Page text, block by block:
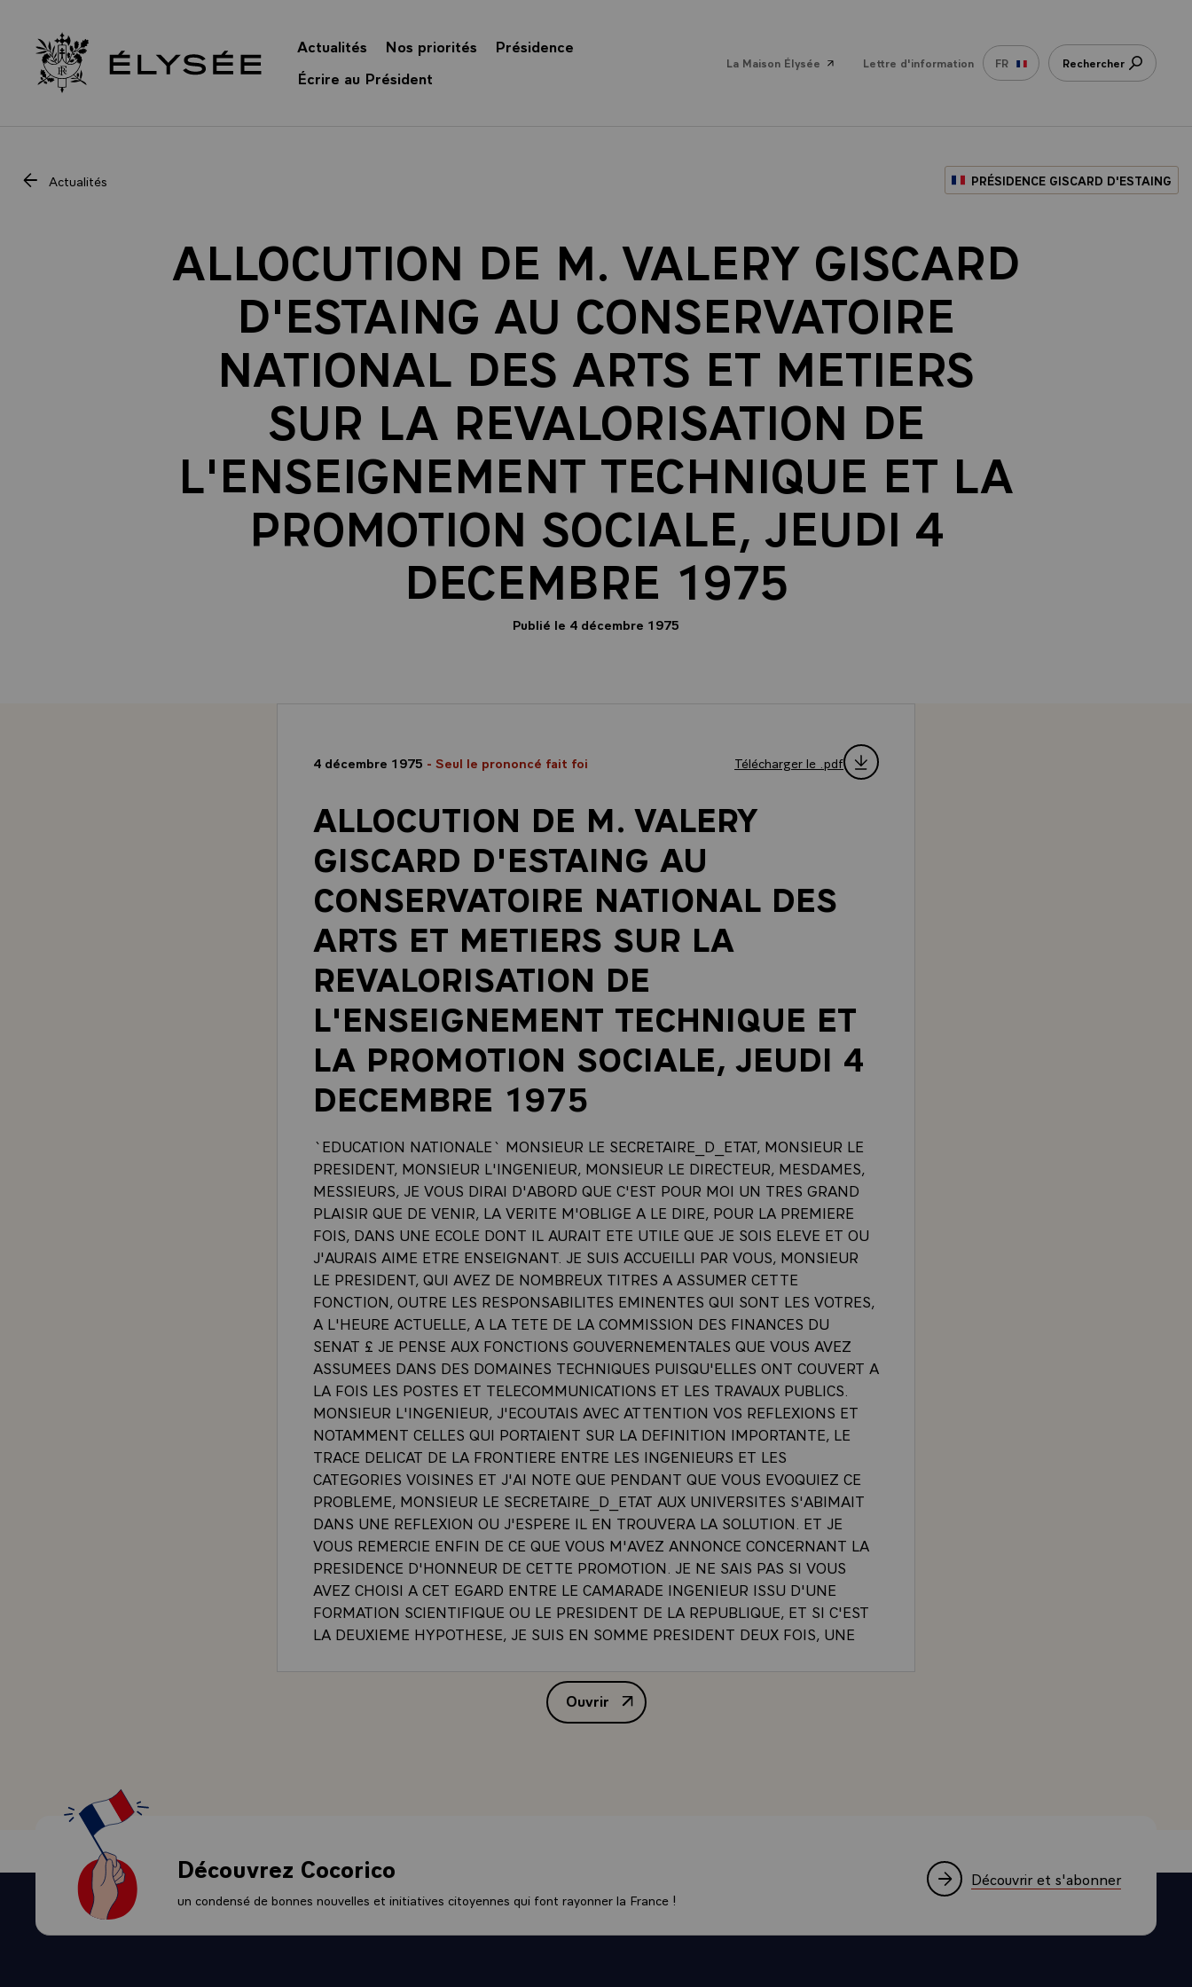
Retour à l’accueil Élysée
Actualités Nos priorités
Présidence
Écrire au Président
La Maison Élysée Lettre d'information FR Rechercher
Actualités PRÉSIDENCE GISCARD D'ESTAING
ALLOCUTION DE M. VALERY GISCARD
D'ESTAING AU CONSERVATOIRE
NATIONAL DES ARTS ET METIERS
SUR LA REVALORISATION DE
L'ENSEIGNEMENT TECHNIQUE ET LA
PROMOTION SOCIALE, JEUDI 4
DECEMBRE 1975
Publié le 4 décembre 1975
4 décembre 1975 - Seul le prononcé fait foi Télécharger le .pdf
ALLOCUTION DE M. VALERY
GISCARD D'ESTAING AU
CONSERVATOIRE NATIONAL DES
ARTS ET METIERS SUR LA
REVALORISATION DE
L'ENSEIGNEMENT TECHNIQUE ET
LA PROMOTION SOCIALE, JEUDI 4
DECEMBRE 1975
`EDUCATION NATIONALE` MONSIEUR LE SECRETAIRE_D_ETAT, MONSIEUR LE
PRESIDENT, MONSIEUR L'INGENIEUR, MONSIEUR LE DIRECTEUR, MESDAMES,
MESSIEURS, JE VOUS DIRAI D'ABORD QUE C'EST POUR MOI UN TRES GRAND
PLAISIR QUE DE VENIR, LA VERITE M'OBLIGE A LE DIRE, POUR LA PREMIERE
FOIS, DANS UNE ECOLE DONT IL AURAIT ETE UTILE QUE JE SOIS ELEVE ET OU
J'AURAIS AIME ETRE ENSEIGNANT. JE SUIS ACCUEILLI PAR VOUS, MONSIEUR
LE PRESIDENT, QUI AVEZ DE NOMBREUX TITRES A ASSUMER CETTE
FONCTION, OUTRE LES RESPONSABILITES EMINENTES QUI SONT LES VOTRES,
A L'HEURE ACTUELLE, A LA TETE DE LA COMMISSION DES FINANCES DU
SENAT £ JE PENSE AUX FONCTIONS GOUVERNEMENTALES QUE VOUS AVEZ
ASSUMEES DANS DES DOMAINES TECHNIQUES PUISQU'ELLES ONT COUVERT A
LA FOIS LES POSTES ET TELECOMMUNICATIONS ET LES TRAVAUX PUBLICS.
MONSIEUR L'INGENIEUR, J'ECOUTAIS AVEC ATTENTION VOS REFLEXIONS ET
NOTAMMENT CELLES QUI PORTAIENT SUR LA DEFINITION IMPORTANTE, LE
TRACE DELICAT DE LA FRONTIERE ENTRE LES INGENIEURS ET LES
CATEGORIES VOISINES ET J'AI NOTE QUE PENDANT QUE VOUS EVOQUIEZ CE
PROBLEME, MONSIEUR LE SECRETAIRE_D_ETAT AUX UNIVERSITES S'ABIMAIT
DANS UNE REFLEXION OU J'ESPERE IL EN TROUVERA LA SOLUTION. ET JE
VOUS REMERCIE ENFIN DE CE QUE VOUS M'AVEZ ANNONCE CONCERNANT LA
PRESIDENCE D'HONNEUR DE CETTE PROMOTION. JE NE SAIS PAS SI VOUS
AVEZ CHOISI A CET EGARD ENTRE LE CAMARADE INGENIEUR ISSU D'UNE
FORMATION SCIENTIFIQUE OU LE PRESIDENT DE LA REPUBLIQUE, ET SI C'EST
LA DEUXIEME HYPOTHESE, JE SUIS EN SOMME PRESIDENT DEUX FOIS, UNE
`EDUCATION NATIONALE` ENFIN, MONSIEUR LE DIRECTEUR, VOUS AVEZ
PARLE DU PRESENT ET DE L'AVENIR DU CONSERVATOIRE NATIONAL DES ARTS
ET METIERS ET JE CROIS QUE CE QUE VOUS NOUS EN DISIEZ, D'UNE_PART
ETABLISSEMENT A TROUVE SA VOCATION, C'EST LA QU'IL TROUVERA, J'EN
SUIS SUR, SA LONGUE SURVIE. CAR, EN EFFET, ASSOCIER LES ARTS ET LES
Ouvrir
ALLOCUTION DE M. VALERY GISCARD D'ESTAING AU CONSERVATOIRE
Découvrez Cocorico
un condensé de bonnes nouvelles et initiatives citoyennes qui font rayonner la France !
Découvrir et s'abonner